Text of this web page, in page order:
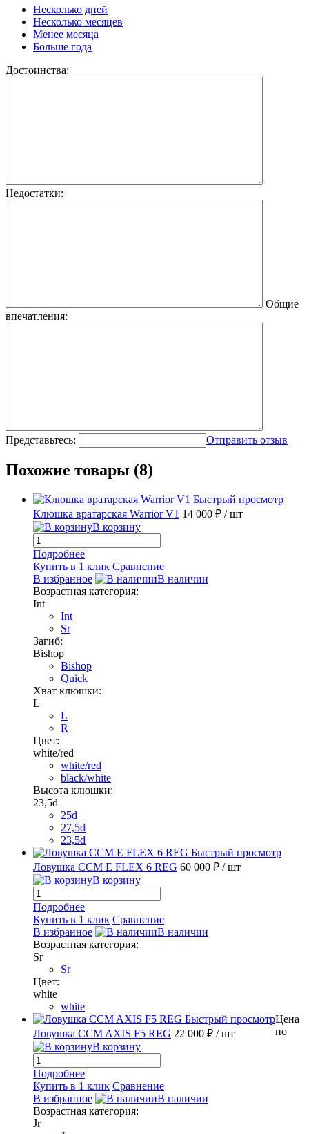
Несколько дней
Несколько месяцев
Менее месяца
Больше года
Достоинства:
Недостатки:
Общие
впечатления:
Представьтесь: Отправить отзыв
Похожие товары (8)
Быстрый просмотр
Клюшка вратарская Warrior V1 14 000 ₽ / шт
В корзину
Подробнее
Купить в 1 клик Сравнение
В избранное
В наличии
Возрастная категория:
Int
Int
Sr
Загиб:
Bishop
Bishop
Quick
Хват клюшки:
L
L
R
Цвет:
white/red
white/red
black/white
Высота клюшки:
23,5d
25d
27,5d
23,5d
Быстрый просмотр
Ловушка CCM E FLEX 6 REG 60 000 ₽ / шт
В корзину
Подробнее
Купить в 1 клик Сравнение
В избранное
В наличии
Возрастная категория:
Sr
Sr
Цвет:
white
white
Быстрый просмотр
Ловушка CCM AXIS F5 REG 22 000 ₽ / шт
В корзину
Подробнее
Купить в 1 клик Сравнение
В избранное
В наличии
Возрастная категория:
Jr
Цена
по